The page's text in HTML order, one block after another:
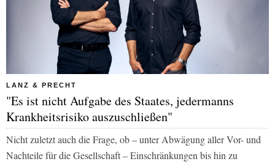
LANZ & PRECHT
"Es ist nicht Aufgabe des Staates, jedermanns
Krankheitsrisiko auszuschließen"
Nicht zuletzt auch die Frage, ob – unter Abwägung aller Vor- und
Nachteile für die Gesellschaft – Einschränkungen bis hin zu